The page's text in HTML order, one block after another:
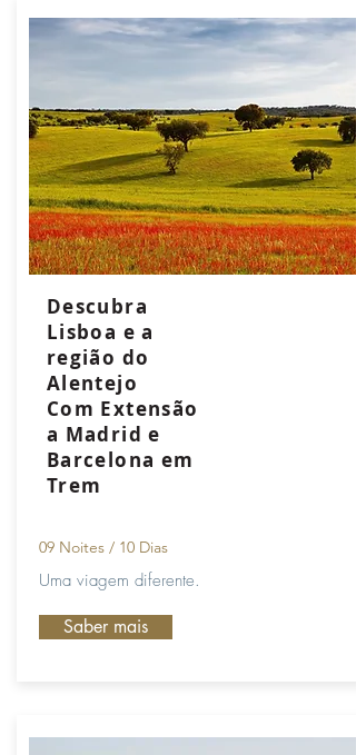
Descubra
Lisboa e a
região do
Alentejo
Com Extensão
a Madrid e
Barcelona em
Trem
09 Noites / 10 Dias
Uma viagem diferente.
Saber mais